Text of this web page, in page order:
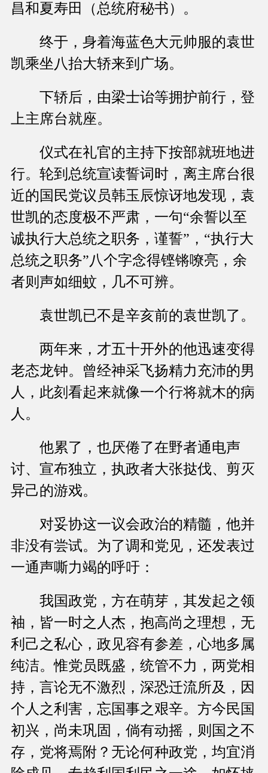
昌和夏寿田（总统府秘书）。
终于，身着海蓝色大元帅服的袁世
凯乘坐八抬大轿来到广场。
下轿后，由梁士诒等拥护前行，登
上主席台就座。
仪式在礼官的主持下按部就班地进
行。轮到总统宣读誓词时，离主席台很
近的国民党议员韩玉辰惊讶地发现，袁
世凯的态度极不严肃，一句“余誓以至
诚执行大总统之职务，谨誓”，“执行大
总统之职务”八个字念得铿锵嘹亮，余
者则声如细蚊，几不可辨。
袁世凯已不是辛亥前的袁世凯了。
两年来，才五十开外的他迅速变得
老态龙钟。曾经神采飞扬精力充沛的男
人，此刻看起来就像一个行将就木的病
人。
他累了，也厌倦了在野者通电声
讨、宣布独立，执政者大张挞伐、剪灭
异己的游戏。
对妥协这一议会政治的精髓，他并
非没有尝试。为了调和党见，还发表过
一通声嘶力竭的呼吁：
我国政党，方在萌芽，其发起之领
袖，皆一时之人杰，抱高尚之理想，无
利己之私心，政见容有参差，心地多属
纯洁。惟党员既盛，统管不力，两党相
持，言论无不激烈，深恐迁流所及，因
个人之利害，忘国事之艰辛。方今民国
初兴，尚未巩固，倘有动摇，则国之不
存，党将焉附？无论何种政党，均宜消